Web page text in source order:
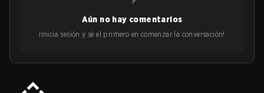
Aún no hay comentarios
¡Inicia sesión y sé el primero en comenzar la conversación!